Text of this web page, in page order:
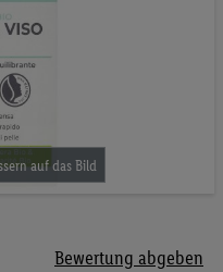
Bewertung abgeben